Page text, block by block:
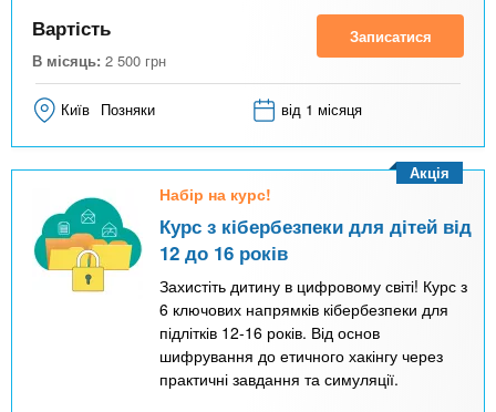
Вартість
В місяць: 2 500 грн
Записатися
Київ Позняки від 1 місяця
Набір на курс!
Курс з кібербезпеки для дітей від
12 до 16 років
Захистіть дитину в цифровому світі! Курс з
6 ключових напрямків кібербезпеки для
підлітків 12-16 років. Від основ
шифрування до етичного хакінгу через
практичні завдання та симуляції.
Акція